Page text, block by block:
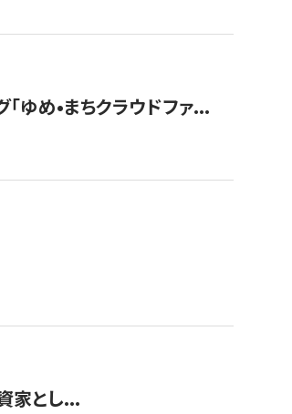
ゆめ•まちクラウドファ...
家とし...